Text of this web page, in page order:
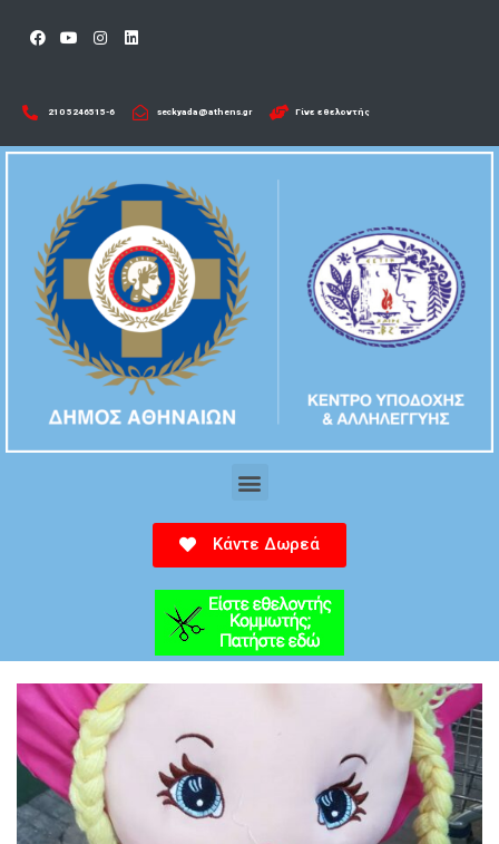
210 5246515-6​ seckyada@athens.gr Γίνε εθελοντής
Κάντε Δωρεά